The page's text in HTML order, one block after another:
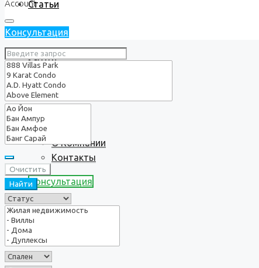
Статьи
Услуги
О нас
О Компании
Контакты
Консультация
Account
Консультация
Очистить
Найти